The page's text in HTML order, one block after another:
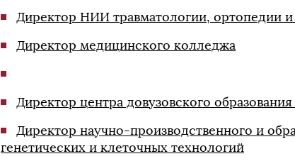
Директор НИИ травматологии, ортопедии
Директор медицинского колледжа
Директор центра довузовского
Директор научно-производственного и
генетических и клеточных технологий